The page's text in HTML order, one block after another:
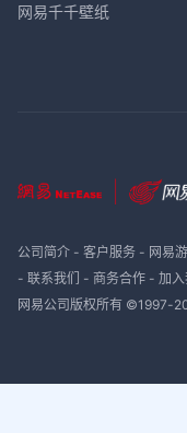
网易千千壁纸
公司简介- 客户服务- 网易
- 联系我们 - 商务合作- 加入
网易公司版权所有 ©1997-